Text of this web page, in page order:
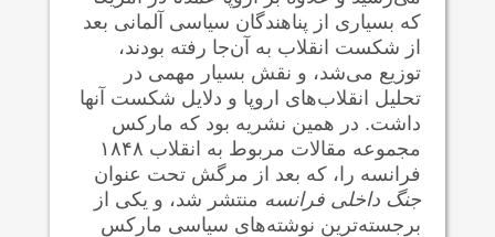
که بسیاری از پناهندگان سیاسی آلمانی بعد
از شکست انقلاب به آن‌جا رفته بودند،
توزیع می‌شد، و نقش بسیار مهمی در
تحلیل انقلاب‌های اروپا و دلایل شکست آنها
داشت. در همین نشریه بود که مارکس
مجموعه مقالات مربوط به انقلاب ۱۸۴۸
فرانسه را، که بعد از مرگش تحت عنوان
جنگ داخلی فرانسه منتشر شد، و یکی از
برجسته‌ترین نوشته‌های سیاسی مارکس